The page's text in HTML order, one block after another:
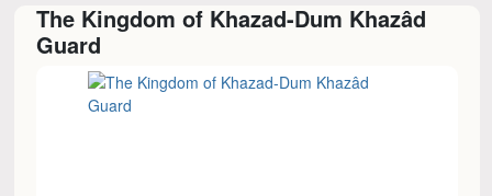
The Kingdom of Khazad-Dum Khazâd
Guard